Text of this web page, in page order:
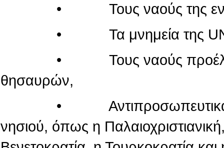
• Τους ναούς της εντός
• Τα μνημεία της
• Τους ναούς
θησαυρών,
• Αντιπροσωπευτικά
νησιού, όπως η